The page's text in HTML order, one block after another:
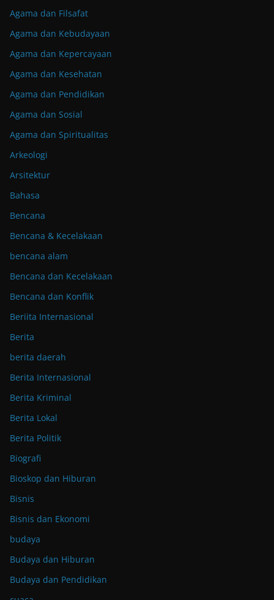
Agama dan Filsafat
Agama dan Kebudayaan
Agama dan Kepercayaan
Agama dan Kesehatan
Agama dan Pendidikan
Agama dan Sosial
Agama dan Spiritualitas
Arkeologi
Arsitektur
Bahasa
Bencana
Bencana & Kecelakaan
bencana alam
Bencana dan Kecelakaan
Bencana dan Konflik
Beriita Internasional
Berita
berita daerah
Berita Internasional
Berita Kriminal
Berita Lokal
Berita Politik
Biografi
Bioskop dan Hiburan
Bisnis
Bisnis dan Ekonomi
budaya
Budaya dan Hiburan
Budaya dan Pendidikan